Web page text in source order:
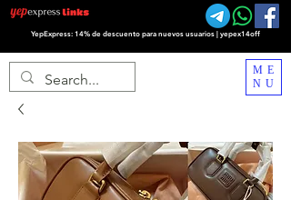
YepExpress: 14% de descuento para nuevos usuarios | yepex14off
ME
NU